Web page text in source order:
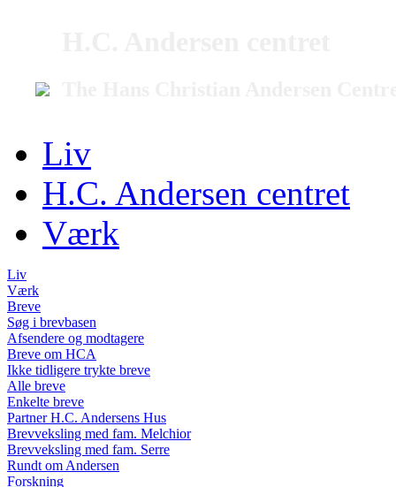
Liv
H.C. Andersen centret
Værk
Liv
Værk
Breve
Søg i brevbasen
Afsendere og modtagere
Breve om HCA
Ikke tidligere trykte breve
Alle breve
Enkelte breve
Partner H.C. Andersens Hus
Brevveksling med fam. Melchior
Brevveksling med fam. Serre
Rundt om Andersen
Forskning